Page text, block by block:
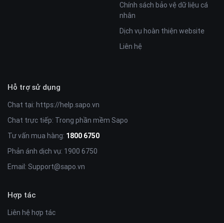
,... cùng các thông tin khác về giảng viên,
thời gian khóa học, trình độ khoá học,..
Với những thông tin đó, khách hàng có thể nắm được đầy đủ
các thông tin về khóa học cũng như chính sách của trung
Chính sách bảo vệ dữ liệu cá
nhân
Dịch vụ hoàn thiện website
Liên hệ
Hỗ trợ sử dụng
Chat tại: https://help.sapo.vn
Chat trực tiếp: Trong phần mềm Sapo
Tư vấn mua hàng: 1800 6750
Phản ánh dịch vụ: 1900 6750
Email: Support@sapo.vn
Hợp tác
Liên hệ hợp tác